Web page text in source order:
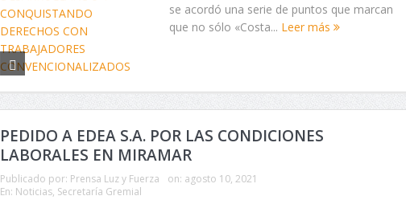
se acordó una serie de puntos que marcan
que no sólo «Costa... Leer más
PEDIDO A EDEA S.A. POR LAS CONDICIONES
LABORALES EN MIRAMAR
Publicado por: Prensa Luz y Fuerza on: agosto 10, 2021
En: Noticias, Secretaría Gremial